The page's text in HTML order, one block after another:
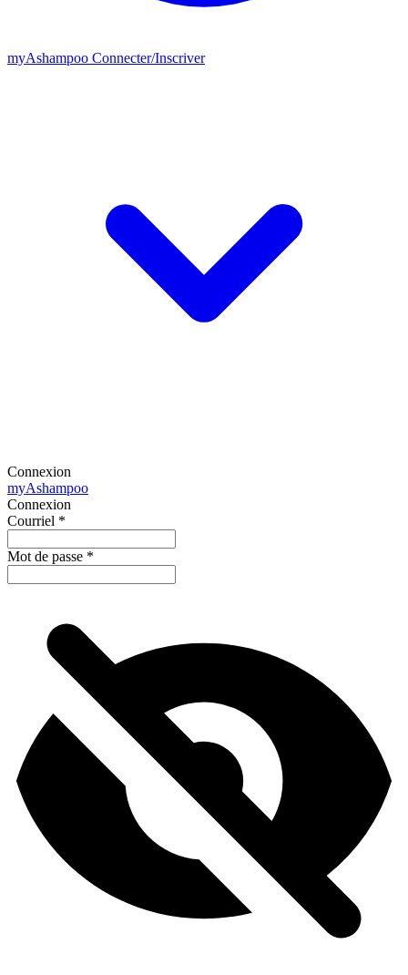
myAshampoo Connecter/Inscriver
Connexion
myAshampoo
Connexion
Courriel *
Mot de passe *